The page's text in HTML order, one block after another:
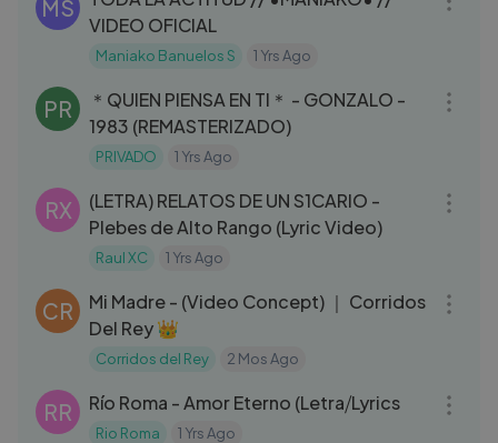
MS
VIDEO OFICIAL
Maniako Banuelos S 1 Yrs Ago
PR
＊QUIEN PIENSA EN TI＊ - GONZALO -
1983 (REMASTERIZADO)
PRIVADO 1 Yrs Ago
RX
(LETRA) RELATOS DE UN S1CARIO -
Plebes de Alto Rango (Lyric Video)
Raul XC 1 Yrs Ago
CR
Mi Madre - (Video Concept) ｜ Corridos
Del Rey 👑
Corridos del Rey 2 Mos Ago
RR Río Roma - Amor Eterno (Letra⧸Lyrics
Rio Roma 1 Yrs Ago